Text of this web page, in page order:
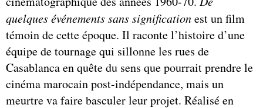
quelques événements sans significationest un film
témoin de cette époque. Il raconte l’histoire d’une
équipe de tournage qui sillonne les rues de
Casablanca en quête du sens que pourrait prendre le
cinéma marocain post-indépendance, mais un
meurtre va faire basculer leur projet. Réalisé en